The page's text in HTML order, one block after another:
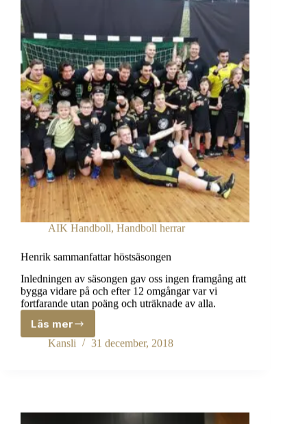
AIK Handboll, Handboll herrar
Henrik sammanfattar höstsäsongen
Inledningen av säsongen gav oss ingen framgång att
bygga vidare på och efter 12 omgångar var vi
fortfarande utan poäng och uträknade av alla.
Läs mer
Henrik
sammanfattar
Kansli 31 december, 2018